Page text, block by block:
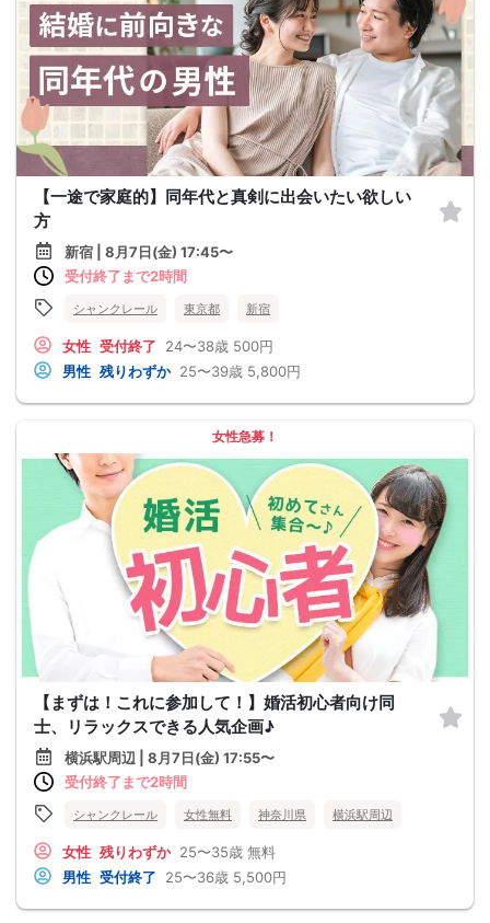
【一途で家庭的】同年代と真剣に出会いたい欲しい
方
新宿 | 8月7日(金) 17:45〜
受付終了まで2時間
シャンクレール 東京都 新宿
女性 受付終了 24〜38歳 500円
男性 残りわずか 25〜39歳 5,800円
女性急募！
【まずは！これに参加して！】婚活初心者向け同
士、リラックスできる人気企画♪
横浜駅周辺 | 8月7日(金) 17:55〜
受付終了まで2時間
シャンクレール 女性無料 神奈川県 横浜駅周辺
女性 残りわずか 25〜35歳 無料
男性 受付終了 25〜36歳 5,500円